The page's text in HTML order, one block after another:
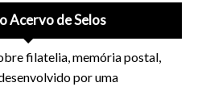
Acervo de Selos
filatelia, memória postal,
por uma